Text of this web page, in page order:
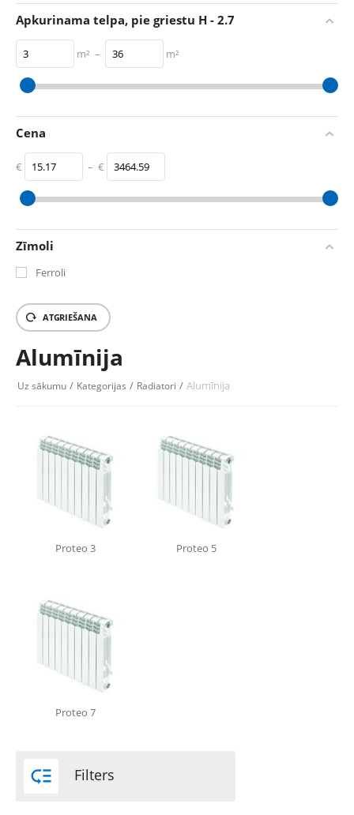
Apkurinama telpa, pie griestu H - 2.7
m² – m²
m² m²
Cena
€ – €
15.17 3464.59
Zīmoli
Ferroli
ATGRIEŠANA
Alumīnija
Uz sākumu / Kategorijas / Radiatori / Alumīnija
Proteo 3 Proteo 5
Proteo 7
 Filters